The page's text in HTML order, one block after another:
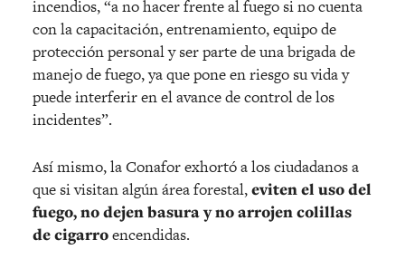
incendios, “a no hacer frente al fuego si no cuenta
con la capacitación, entrenamiento, equipo de
protección personal y ser parte de una brigada de
manejo de fuego, ya que pone en riesgo su vida y
puede interferir en el avance de control de los
incidentes”.
Así mismo, la Conafor exhortó a los ciudadanos a
que si visitan algún área forestal,eviten el uso del
fuego, no dejen basura y no arrojen colillas
de cigarroencendidas.